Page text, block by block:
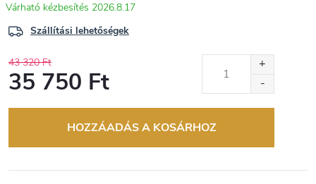
2026.8.17
Szállítási lehetőségek
43 320 Ft
35 750 Ft
HOZZÁADÁS A KOSÁRHOZ